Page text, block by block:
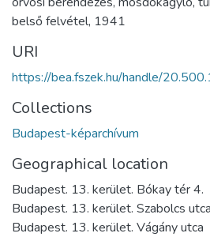
belső felvétel, 1941
URI
https://bea.fszek.hu/handle/
Collections
Budapest-képarchívum
Geographical location
Budapest. 13. kerület. Bókay tér 4.
Budapest. 13. kerület. Szabolcs
Budapest. 13. kerület. Vágány utca